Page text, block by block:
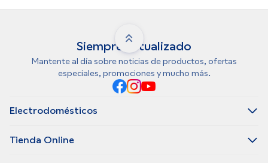
Siempre actualizado
Mantente al día sobre noticias de productos, ofertas
especiales, promociones y mucho más.
Electrodomésticos
Tienda Online